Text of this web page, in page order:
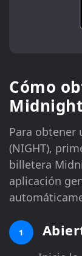
Cómo
Para obtener
(NIGHT),
billetera
aplicación
1